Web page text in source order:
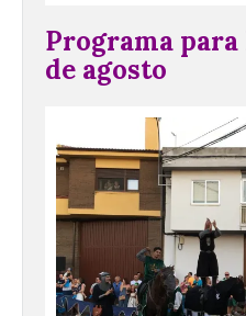
Programa
de agosto